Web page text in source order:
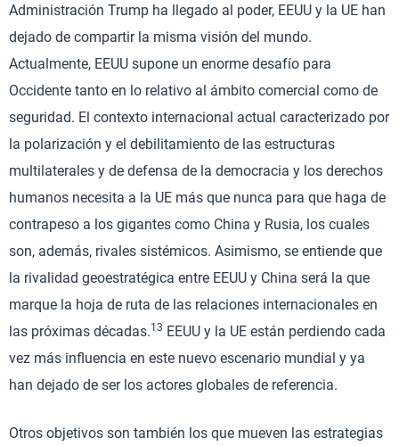
Administración Trump ha llegado al poder, EEUU y la UE han
dejado de compartir la misma visión del mundo.
Actualmente, EEUU supone un enorme desafío para
Occidente tanto en lo relativo al ámbito comercial como de
seguridad. El contexto internacional actual caracterizado por
la polarización y el debilitamiento de las estructuras
multilaterales y de defensa de la democracia y los derechos
humanos necesita a la UE más que nunca para que haga de
contrapeso a los gigantes como China y Rusia, los cuales
son, además, rivales sistémicos. Asimismo, se entiende que
la rivalidad geoestratégica entre EEUU y China será la que
marque la hoja de ruta de las relaciones internacionales en
las próximas décadas.13 EEUU y la UE están perdiendo cada
vez más influencia en este nuevo escenario mundial y ya
han dejado de ser los actores globales de referencia.
Otros objetivos son también los que mueven las estrategias